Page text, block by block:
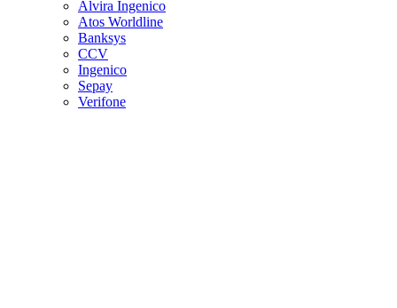
Alvira Ingenico
Atos Worldline
Banksys
CCV
Ingenico
Sepay
Verifone